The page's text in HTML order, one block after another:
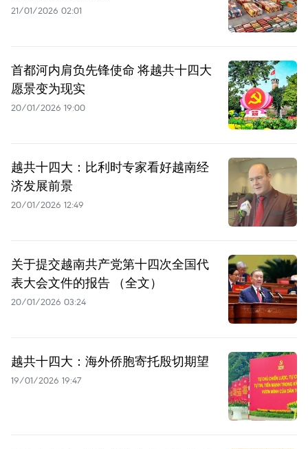
21/01/2026 02:01
首都河内肩负先锋使命 将越共十四大
愿景变为现实
20/01/2026 19:00
越共十四大：比利时专家看好越南经
济发展前景
20/01/2026 12:49
关于提交越南共产党第十四次全国代
表大会文件的报告 （全文）
20/01/2026 03:24
越共十四大：海外侨胞寄托殷切期望
19/01/2026 19:47